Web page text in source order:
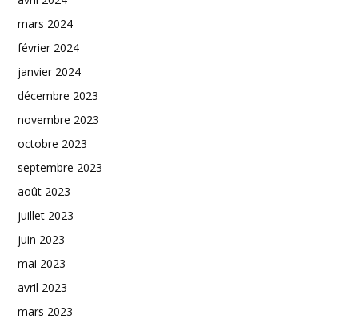
mars 2024
février 2024
janvier 2024
décembre 2023
novembre 2023
octobre 2023
septembre 2023
août 2023
juillet 2023
juin 2023
mai 2023
avril 2023
mars 2023